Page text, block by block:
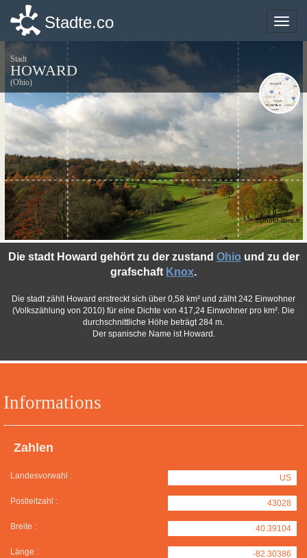
Toggle
Stadte.co
Stadt
HOWARD
(Ohio)
Informations
Zahlen
Landesvorwahl : US
Postleitzahl : 43028
Breite : 40.39104
Länge : -82.30386
Die stadt Howard gehört zu der zustand Ohio und zu der
grafschaft Knox.
Die stadt zählt Howard erstreckt sich über 0,58 km² und zälht 242 Einwohner
(Volkszählung von 2010) für eine Dichte von 417,24 Einwohner pro km². Die
durchschnittliche Höhe beträgt 284 m.
Der spanische Name ist Howard.
©photo-libre.fr
Toggle
Stadte.co